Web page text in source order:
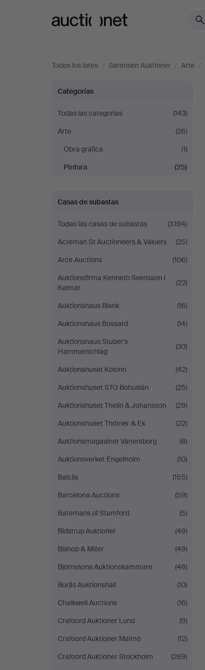
Todos los lotes / Sørensen Auktioner / Arte /
Pintura
en
Sørensen
Auktioner
Categorías
Todas las categorías
(143)
Arte
(26)
Obra gráfica
(1)
Pintura
(25)
Casas de subastas
Todas las casas de subastas
(3.194)
Acreman St Auctioneers & Valuers
(25)
Arce Auctions
(106)
Auktionsfirma Kenneth Svensson i
Kalmar
(22)
Auktionshaus Blank
(16)
Auktionshaus Bossard
(14)
Auktionshaus Stuber's
Hammerschlag
(30)
Auktionshuset Kolonn
(42)
Auktionshuset STO Bohuslän
(25)
Auktionshuset Thelin & Johansson
(29)
Auktionshuset Thörner & Ek
(22)
Auktionsmagasinet Vänersborg
(8)
Auktionsverket Engelholm
(10)
Balclis
(155)
Barcelona Auctions
(59)
Batemans of Stamford
(5)
Bidstrup Auktioner
(49)
Bishop & Miller
(49)
Björnssons Auktionskammare
(48)
Borås Auktionshall
(10)
Chalkwell Auctions
(16)
Crafoord Auktioner Lund
(9)
Crafoord Auktioner Malmö
(12)
Crafoord Auktioner Stockholm
(269)